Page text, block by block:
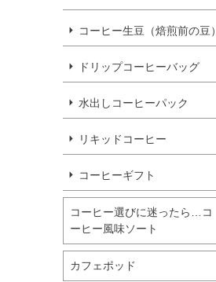
コーヒー生豆（焙煎前の豆）
ドリップコーヒーバッグ
水出しコーヒーパック
リキッドコーヒー
コーヒーギフト
コーヒー選びに迷ったら…コ
ーヒー風味ソート
カフェポッド